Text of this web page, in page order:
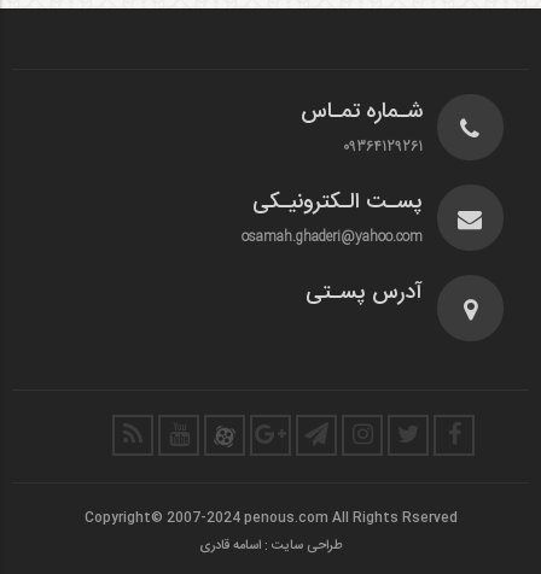
شـماره تمـاس
09364129261
پسـت الـکترونیـکی
osamah.ghaderi@yahoo.com
آدرس پسـتی
Copyright© 2007-2024 penous.com All Rights Rserved
طراحی سایت : اسامه قادری